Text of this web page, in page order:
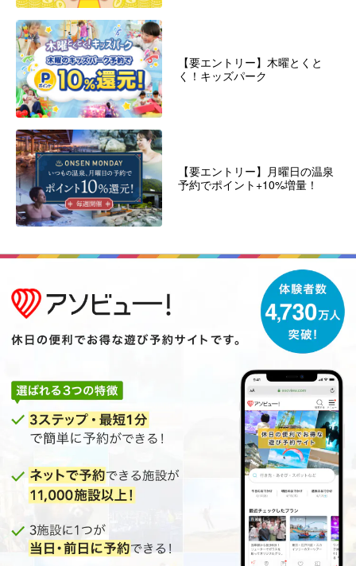
【要エントリー】木曜とくと
く！キッズパーク
【要エントリー】月曜日の温泉
予約でポイント+10%増量！